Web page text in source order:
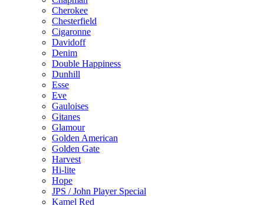
Cherokee
Chesterfield
Cigaronne
Davidoff
Denim
Double Happiness
Dunhill
Esse
Eve
Gauloises
Gitanes
Glamour
Golden American
Golden Gate
Harvest
Hi-lite
Hope
JPS / John Player Special
Kamel Red